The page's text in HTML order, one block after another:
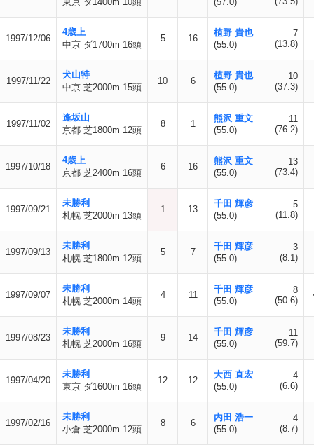
1997/12/06
4歳上
中京 ダ1700m 16頭
5 16
植野 貴也
(55.0)
7
(13.8)
1997/11/22
犬山特
中京 芝2000m 15頭
10 6
植野 貴也
(55.0)
10
(37.3)
1997/11/02
逢坂山
京都 芝1800m 12頭
8 1
熊沢 重文
(55.0)
11
(76.2)
1997/10/18
4歳上
京都 芝2400m 16頭
6 16
熊沢 重文
(55.0)
13
(73.4)
1997/09/21
未勝利
札幌 芝2000m 13頭
1 13
千田 輝彦
(55.0)
5
(11.8)
1997/09/13
未勝利
札幌 芝1800m 12頭
5 7
千田 輝彦
(55.0)
3
(8.1)
1997/09/07
未勝利
札幌 芝2000m 14頭
4 11
千田 輝彦
(55.0)
8
(50.6)
1997/08/23
未勝利
札幌 芝2000m 16頭
9 14
千田 輝彦
(55.0)
11
(59.7)
1997/04/20
未勝利
東京 ダ1600m 16頭
12 12
大西 直宏
(55.0)
4
(6.6)
1997/02/16
未勝利
小倉 芝2000m 12頭
8 6
内田 浩一
(55.0)
4
(8.7)